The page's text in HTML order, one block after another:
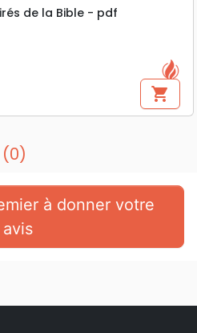
de la Bible - pdf
shopping_cart
avis